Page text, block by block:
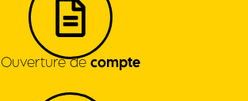
Ouverture de compte